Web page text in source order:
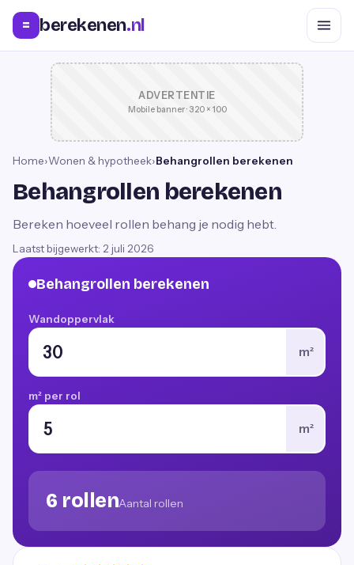
= berekenen.nl
ADVERTENTIE
Mobile banner · 320 × 100
Home›Wonen & hypotheek›Behangrollen berekenen
Behangrollen berekenen
Bereken hoeveel rollen behang je nodig hebt.
Laatst bijgewerkt: 2 juli 2026
Behangrollen berekenen
Wandoppervlak
m²
m² per rol
m²
6 rollenAantal rollen